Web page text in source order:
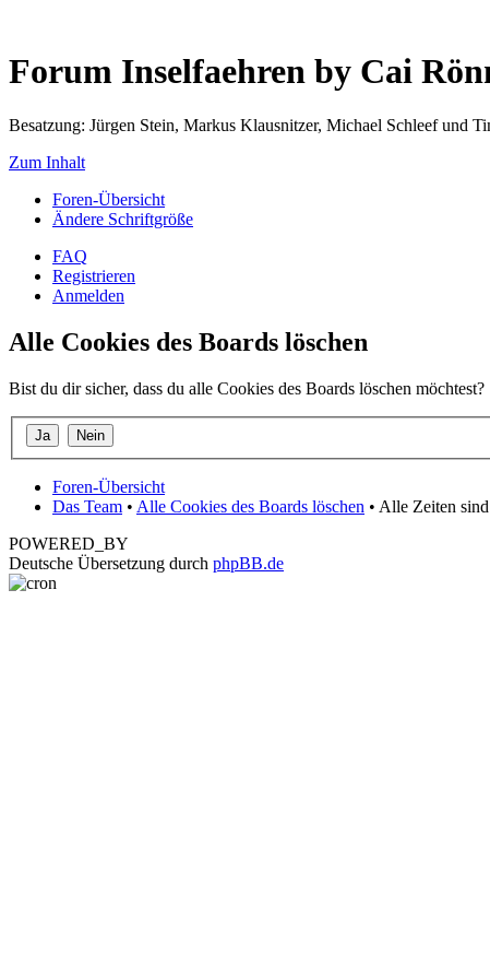
Forum Inselfaehren by Cai
Besatzung: Jürgen Stein, Markus Klausnitzer, Michael Schleef und
Zum Inhalt
Foren-Übersicht
Ändere Schriftgröße
FAQ
Registrieren
Anmelden
Alle Cookies des Boards löschen
Bist du dir sicher, dass du alle Cookies des Boards löschen möchtest?
Foren-Übersicht
Das Team • Alle Cookies des Boards löschen • Alle Zeiten
POWERED_BY
Deutsche Übersetzung durch phpBB.de